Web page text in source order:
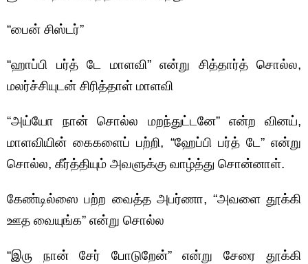
“பைன் சிஸ்டர்”
“ஹாப்பி பர்த் டே மாளவி” என்று சித்தார்த் சொல்ல,
மலர்ச்சியுடன் சிரித்தாள் மாளவி
“அய்யோ நான் சொல்ல மறந்துட்டனே” என்ற வினய்,
மாளவியின் கைகளைப் பற்றி, “ஹேப்பி பர்த் டே” என்று
சொல்ல, கீர்த்தியும் அவளுக்கு வாழ்த்து சொன்னாள்.
கேண்டில்ஸை பற்ற வைத்த அபர்ணா, “அவளை தூக்கி
ஊத வையுங்க” என்று சொல்ல
“இரு நான் சேர் போடுறேன்” என்று சேரை தூக்கி